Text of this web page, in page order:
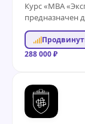
Курс «МВА
предназначен
углубить свои
288 000 ₽